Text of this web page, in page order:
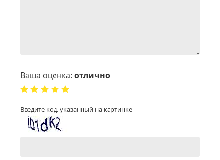
Ваша оценка: отлично
Введите код, указанный на картинке